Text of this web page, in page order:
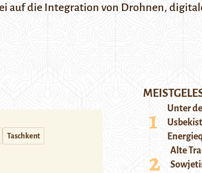
auf die Integration von Drohnen,
Taschkent
Unter
Alte